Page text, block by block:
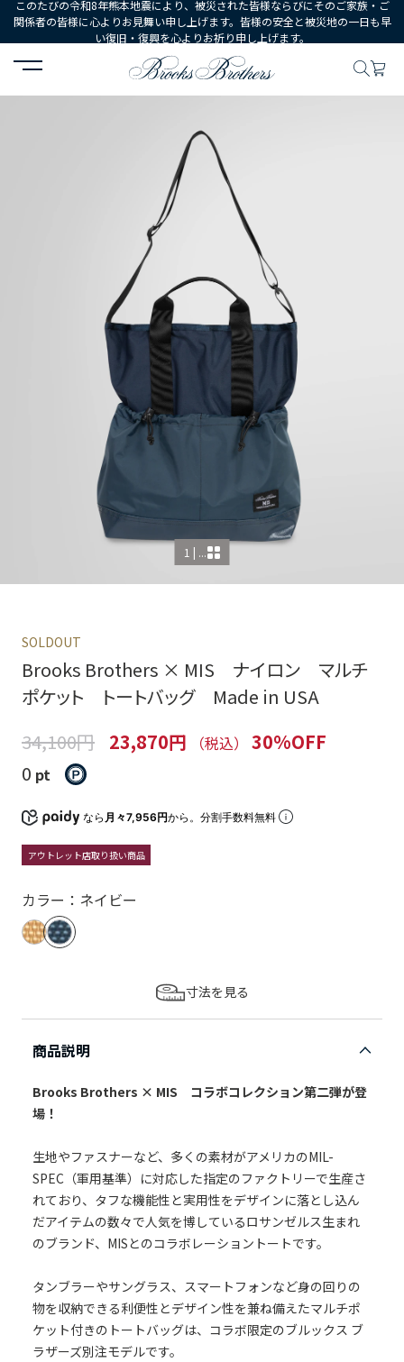
このたびの令和8年熊本地震により、被災された皆様ならびにそのご家族・ご
関係者の皆様に心よりお見舞い申し上げます。皆様の安全と被災地の一日も早
い復旧・復興を心よりお祈り申し上げます。
HOME シューズ・アクセサリー バッグ Brooks
1 | ...
SOLDOUT
Brooks Brothers × MIS ナイロン マルチ
ポケット トートバッグ Made in USA
34,100円 23,870円 （税込）
30%OFF
0 pt
なら 月々7,956円から。分割手数料無料
アウトレット店取り扱い商品
カラー：ネイビー
寸法を見る
商品説明
Brooks Brothers × MIS コラボコレクション第二弾が登
場！
生地やファスナーなど、多くの素材がアメリカのMIL-
SPEC（軍用基準）に対応した指定のファクトリーで生産さ
れており、タフな機能性と実用性をデザインに落とし込ん
だアイテムの数々で人気を博しているロサンゼルス生まれ
のブランド、MISとのコラボレーショントートです。
タンブラーやサングラス、スマートフォンなど身の回りの
物を収納できる利便性とデザイン性を兼ね備えたマルチポ
ケット付きのトートバッグは、コラボ限定のブルックス ブ
ラザーズ別注モデルです。